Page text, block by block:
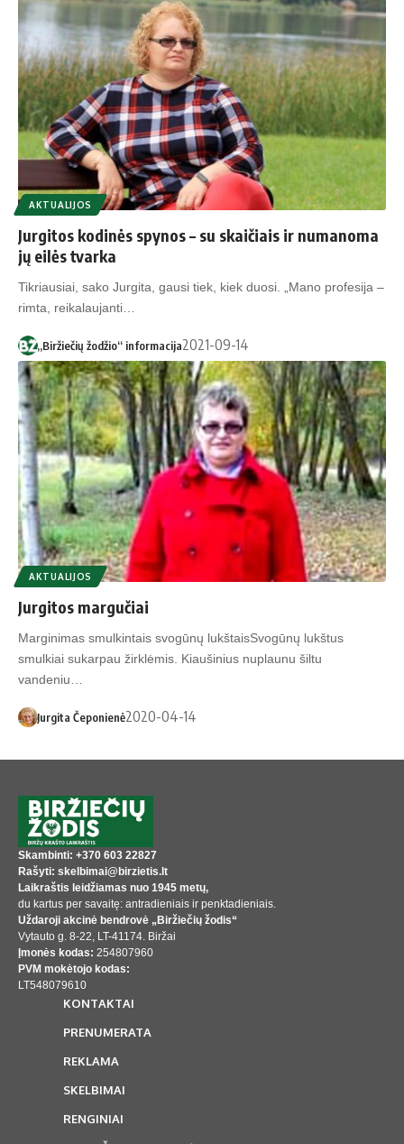
AKTUALIJOS
Jurgitos kodinės spynos – su skaičiais ir numanoma
jų eilės tvarka
Tikriausiai, sako Jurgita, gausi tiek, kiek duosi. „Mano profesija –
rimta, reikalaujanti…
„Biržiečių žodžio“ informacija2021-09-14
AKTUALIJOS
Jurgitos margučiai
Marginimas smulkintais svogūnų lukštaisSvogūnų lukštus
smulkiai sukarpau žirklėmis. Kiaušinius nuplaunu šiltu
vandeniu…
Jurgita Čeponienė2020-04-14
Skambinti: +370 603 22827
Rašyti: skelbimai@birzietis.lt
Laikraštis leidžiamas nuo 1945 metų,
du kartus per savaitę: antradieniais ir penktadieniais.
Uždaroji akcinė bendrovė „Biržiečių žodis“
Vytauto g. 8-22, LT-41174. Biržai
Įmonės kodas: 254807960
PVM mokėtojo kodas:
LT548079610
KONTAKTAI
PRENUMERATA
REKLAMA
SKELBIMAI
RENGINIAI